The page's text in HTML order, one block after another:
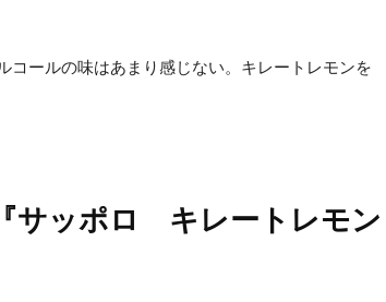
ールの味はあまり感じない。キレートレモンを
サッポロ キレートレモン